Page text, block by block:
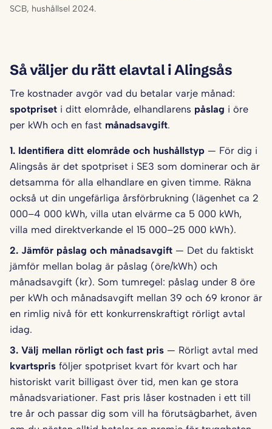
SCB, hushållsel 2024.
Så väljer du rätt elavtal i Alingsås
Tre kostnader avgör vad du betalar varje månad:
spotpriset i ditt elområde, elhandlarens påslag i öre
per kWh och en fast månadsavgift.
1. Identifiera ditt elområde och hushålls­typ — För dig i
Alingsås är det spotpriset i SE3 som dominerar och är
detsamma för alla elhandlare en given timme. Räkna
också ut din ungefärliga årsförbrukning (lägenhet ca 2
000–4 000 kWh, villa utan elvärme ca 5 000 kWh,
villa med direktverkande el 15 000–25 000 kWh).
2. Jämför påslag och månadsavgift — Det du faktiskt
jämför mellan bolag är påslag (öre/kWh) och
månadsavgift (kr). Som tumregel: påslag under 8 öre
per kWh och månadsavgift mellan 39 och 69 kronor är
en rimlig nivå för ett konkurrenskraftigt rörligt avtal
idag.
3. Välj mellan rörligt och fast pris — Rörligt avtal med
kvartspris följer spotpriset kvart för kvart och har
historiskt varit billigast över tid, men kan ge stora
månadsvariationer. Fast pris låser kostnaden i ett till
tre år och passar dig som vill ha förutsägbarhet, även